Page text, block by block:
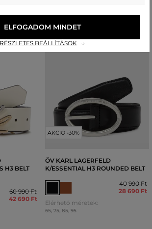
H3 BELT
60 990 Ft
42 690 Ft
AKCIÓ -30%
ÖV KARL LAGERFELD
K/ESSENTIAL H3 ROUNDED BELT
40 990 Ft
28 690 Ft
Elérhető méretek:
65, 75, 85, 95
RÉSZLETES BEÁLLÍTÁSOK
ELFOGADOM MINDET